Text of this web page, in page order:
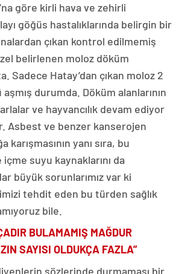
göre kirli hava ve zehirli
göğüs hastalıklarında belirgin bir
çıkan kontrol edilmemiş
belirlenen moloz döküm
Sadece Hatay’dan çıkan moloz 2
durumda. Döküm alanlarının
ve hayvancılık devam ediyor
Asbest ve benzer kanserojen
yanı sıra, bu
suyu kaynaklarını da
büyük sorunlarımız var ki
tehdit eden bu türden sağlık
bile.
BULAMAMIŞ MAĞDUR
SAYISI OLDUKÇA FAZLA”
sözlerinde durmaması bir